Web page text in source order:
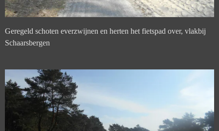
Geregeld schoten everzwijnen en herten het fietspad over, vlakbij
Schaarsbergen